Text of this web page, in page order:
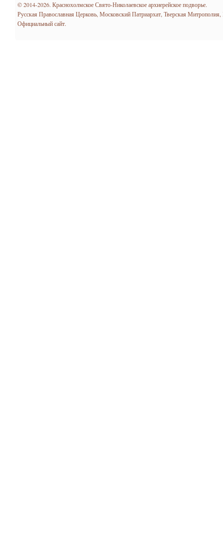
© 2014-2026. Краснохолмское Свято-Николаевское архиерейское подворье.
Русская Православная Церковь, Московский Патриархат, Тверская
Официальный сайт.